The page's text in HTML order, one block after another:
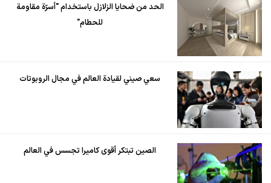
الحد من ضحايا الزلازل باستخدام "أسرّة مقاومة
للحطام"
سعي صيني لقيادة العالم في مجال الروبوتات
الصين تبتكر أقوى كاميرا تجسس في العالم